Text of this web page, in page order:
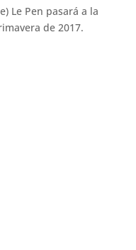
Le Pen pasará a la
de 2017.